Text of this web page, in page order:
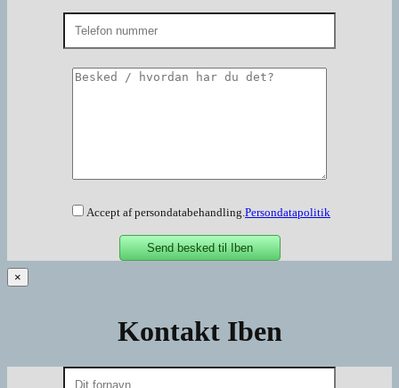
Accept af persondatabehandling.Persondatapolitik
×
Kontakt Iben